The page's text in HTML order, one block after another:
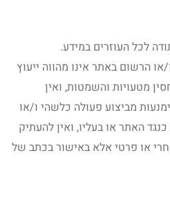
לכל העוזרים במידע.
הרשום באתר אינו מהווה ייעוץ
מטעויות והשמטות, ואין
מביצוע פעולה כלשהי ו/או
האתר או בעליו, ואין להעתיק
או פרטי אלא באישור בכתב של